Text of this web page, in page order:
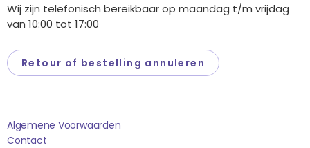
Wij zijn telefonisch bereikbaar op maandag t/m vrijdag
van 10:00 tot 17:00
Retour of bestelling annuleren
Algemene Voorwaarden
Contact